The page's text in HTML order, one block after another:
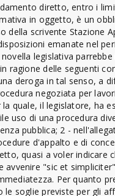
diretto, entro i
in oggetto, è un
della scrivente Stazione
emanate nel
legislativa
ragione delle seguenti
deroga in tal senso, a
negoziata per
la quale, il legislatore, ha
uso di una procedura
pubblica; 2 -
d'appalto e di
quasi a voler indicare
avvenire "sic et
Per quanto
le soglie previste per gli